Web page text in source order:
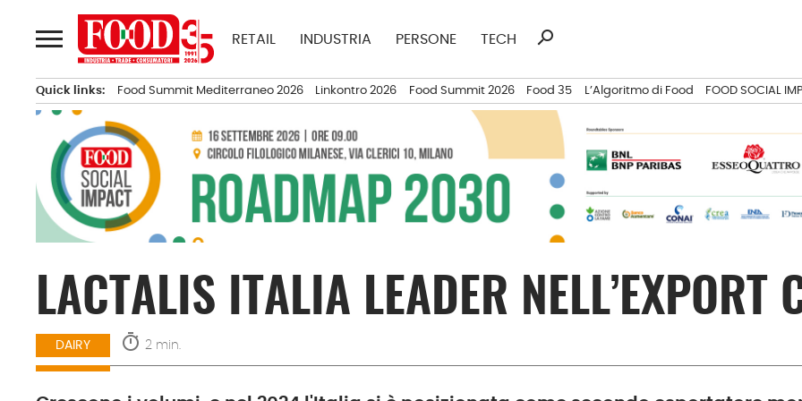
al
contenuto
RETAIL INDUSTRIA PERSONE TECH
Ricerca
search
Quick links: Food Summit Mediterraneo 2026 Linkontro 2026 Food Summit 2026 Food 35 L’Algoritmo di Food FOOD SOCIAL
LACTALIS ITALIA LEADER NELL’EXPORT
DAIRY timer 2 min.